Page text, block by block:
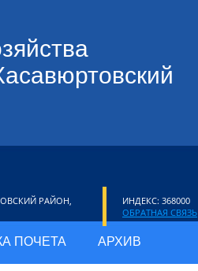
РАЙОН,
ИНДЕКС: 368000
ОБРАТНАЯ СВЯЗЬ
ПОЧЕТА АРХИВ